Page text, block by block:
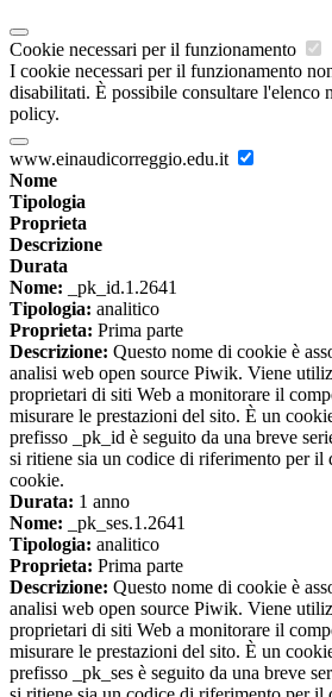
Cookie necessari per il funzionamento
I cookie necessari per il funzionamento
disabilitati. È possibile consultare l'elenco
policy.
www.einaudicorreggio.edu.it
Nome
Tipologia
Proprieta
Descrizione
Durata
Nome: _pk_id.1.2641
Tipologia: analitico
Proprieta: Prima parte
Descrizione: Questo nome di cookie è
analisi web open source Piwik. Viene
proprietari di siti Web a monitorare il
misurare le prestazioni del sito. È un
prefisso _pk_id è seguito da una breve
si ritiene sia un codice di riferimento per il
cookie.
Durata: 1 anno
Nome: _pk_ses.1.2641
Tipologia: analitico
Proprieta: Prima parte
Descrizione: Questo nome di cookie è
analisi web open source Piwik. Viene
proprietari di siti Web a monitorare il
misurare le prestazioni del sito. È un
prefisso _pk_ses è seguito da una breve